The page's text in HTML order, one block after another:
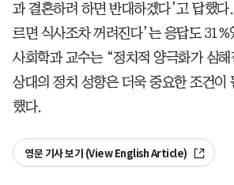
과 결혼하려 하면 반대하겠다’고 답했
르면 식사조차 꺼려진다’는 응답도 31%
사회학과 교수는 “정치적 양극화가 심
상대의 정치 성향은 더욱 중요한 조건이
했다.
영문 기사 보기 (View English Article)